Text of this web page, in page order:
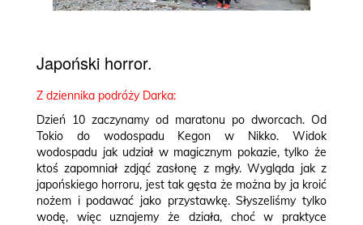
Japoński horror.
Z dziennika podróży Darka:
Dzień 10 zaczynamy od maratonu po dworcach. Od
Tokio do wodospadu Kegon w Nikko. Widok
wodospadu jak udział w magicznym pokazie, tylko że
ktoś zapomniał zdjąć zasłonę z mgły. Wygląda jak z
japońskiego horroru, jest tak gęsta że można by ja kroić
nożem i podawać jako przystawkę. Słyszeliśmy tylko
wodę, więc uznajemy że działa, choć w praktyce